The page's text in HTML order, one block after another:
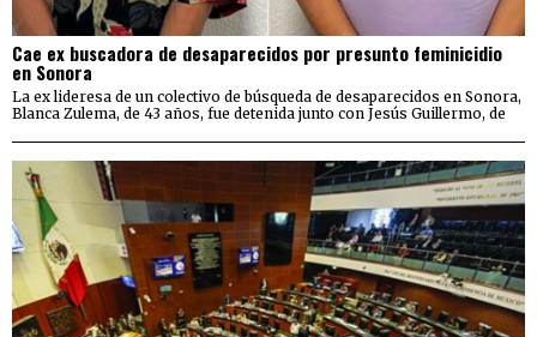
Cae ex buscadora de desaparecidos por presunto feminicidio
en Sonora
La ex lideresa de un colectivo de búsqueda de desaparecidos en Sonora,
Blanca Zulema, de 43 años, fue detenida junto con Jesús Guillermo, de